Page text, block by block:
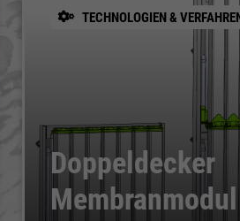
TECHNOLOGIEN &
Doppeldecker